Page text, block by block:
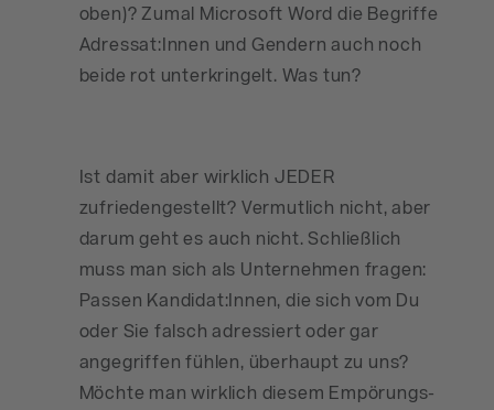
oben)? Zumal Microsoft Word die Begriffe
Adressat:Innen und Gendern auch noch
beide rot unterkringelt. Was tun?
Ist damit aber wirklich JEDER
zufriedengestellt? Vermutlich nicht, aber
darum geht es auch nicht. Schließlich
muss man sich als Unternehmen fragen:
Passen Kandidat:Innen, die sich vom Du
oder Sie falsch adressiert oder gar
angegriffen fühlen, überhaupt zu uns?
Möchte man wirklich diesem Empörungs-